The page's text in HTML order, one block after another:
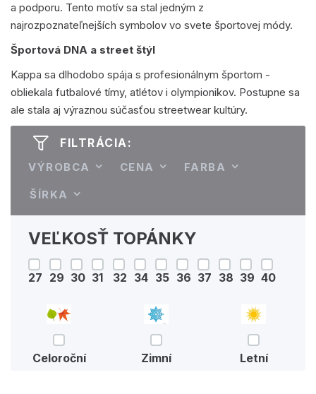
a podporu. Tento motív sa stal jedným z
najrozpoznateľnejších symbolov vo svete športovej módy.
Športová DNA a street štýl
Kappa sa dlhodobo spája s profesionálnym športom -
obliekala futbalové tímy, atlétov i olympionikov. Postupne sa
ale stala aj výraznou súčasťou streetwear kultúry.
FILTRÁCIA:
VÝROBCA CENA FARBA
ŠÍRKA
VEĽKOSŤ TOPÁNKY
27 29 30 31 32 34 35 36 37 38 39 40
Celoroční Zimní Letní